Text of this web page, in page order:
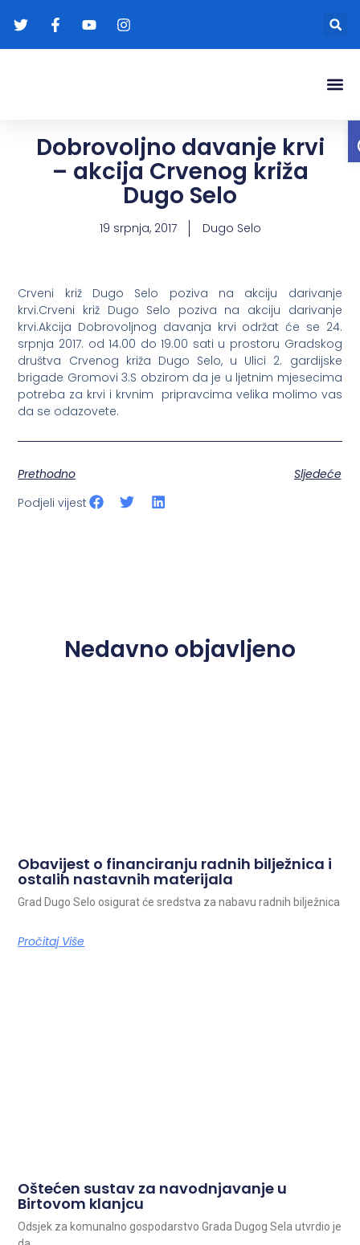
Dobrovoljno davanje krvi
– akcija Crvenog križa
Dugo Selo
19 srpnja, 2017 Dugo Selo
Crveni križ Dugo Selo poziva na akciju darivanje
krvi.Crveni križ Dugo Selo poziva na akciju darivanje
krvi.Akcija Dobrovoljnog davanja krvi održat će se 24.
srpnja 2017. od 14.00 do 19.00 sati u prostoru Gradskog
društva Crvenog križa Dugo Selo, u Ulici 2. gardijske
brigade Gromovi 3.S obzirom da je u ljetnim mjesecima
potreba za krvi i krvnim pripravcima velika molimo vas
da se odazovete.
Prethodno
Sljedeće
Podjeli vijest
Nedavno objavljeno
Obavijest o financiranju radnih bilježnica i
ostalih nastavnih materijala
Grad Dugo Selo osigurat će sredstva za nabavu radnih bilježnica
Pročitaj Više
Oštećen sustav za navodnjavanje u
Birtovom klanjcu
Odsjek za komunalno gospodarstvo Grada Dugog Sela utvrdio je